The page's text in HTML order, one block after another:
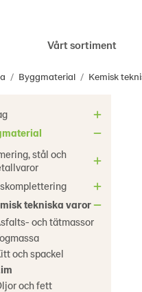
Vårt sortiment
/ Byggmaterial / Kemisk
stål och
tekniska varor
och tätmassor
och spackel
och fett